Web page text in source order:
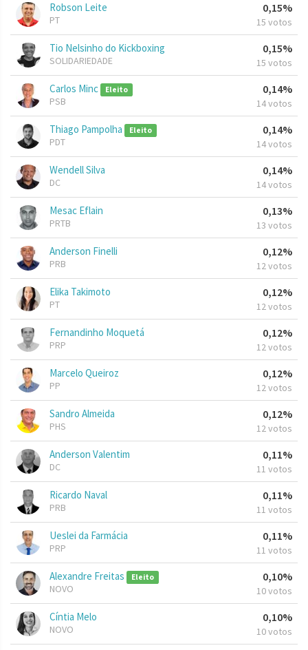
Robson Leite
PT
0,15%
15 votos
Tio Nelsinho do Kickboxing
SOLIDARIEDADE
0,15%
15 votos
Carlos Minc Eleito
PSB
0,14%
14 votos
Thiago Pampolha Eleito
PDT
0,14%
14 votos
Wendell Silva
DC
0,14%
14 votos
Mesac Eflain
PRTB
0,13%
13 votos
Anderson Finelli
PRB
0,12%
12 votos
Elika Takimoto
PT
0,12%
12 votos
Fernandinho Moquetá
PRP
0,12%
12 votos
Marcelo Queiroz
PP
0,12%
12 votos
Sandro Almeida
PHS
0,12%
12 votos
Anderson Valentim
DC
0,11%
11 votos
Ricardo Naval
PRB
0,11%
11 votos
Ueslei da Farmácia
PRP
0,11%
11 votos
Alexandre Freitas Eleito
NOVO
0,10%
10 votos
Cíntia Melo
NOVO
0,10%
10 votos